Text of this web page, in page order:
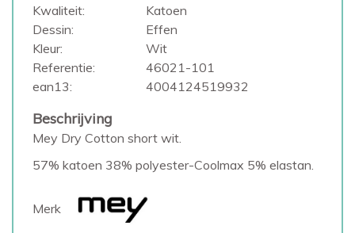
Kwaliteit:
Katoen
Dessin:
Effen
Kleur:
Wit
Referentie:
46021-101
ean13:
4004124519932
Beschrijving
Mey Dry Cotton short wit.
57% katoen 38% polyester-Coolmax 5% elastan.
Merk